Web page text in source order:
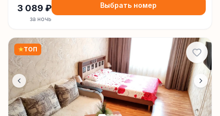
3 089 ₽
за ночь
Выбрать номер
★ТОП